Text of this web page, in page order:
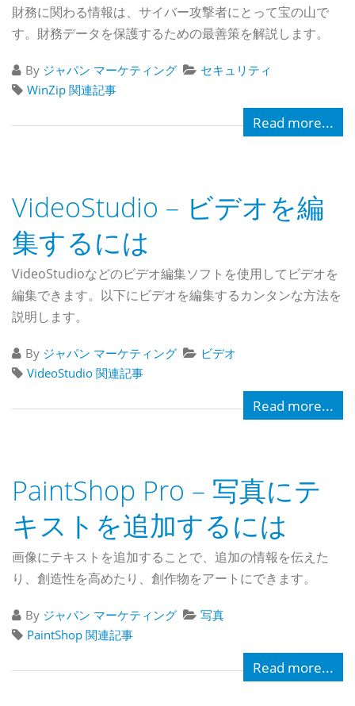
財務に関わる情報は、サイバー攻撃者にとって宝の山で
す。財務データを保護するための最善策を解説します。
By ジャパン マーケティング
セキュリティ
WinZip 関連記事
Read more...
VideoStudio – ビデオを編
集するには
VideoStudioなどのビデオ編集ソフトを使用してビデオを
編集できます。以下にビデオを編集するカンタンな方法を
説明します。
By ジャパン マーケティング
ビデオ
VideoStudio 関連記事
Read more...
PaintShop Pro – 写真にテ
キストを追加するには
画像にテキストを追加することで、追加の情報を伝えた
り、創造性を高めたり、創作物をアートにできます。
By ジャパン マーケティング
写真
PaintShop 関連記事
Read more...